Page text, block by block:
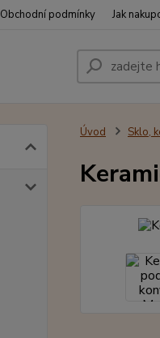
Obchodní podmínky Jak
Úvod Sklo,